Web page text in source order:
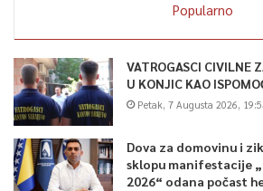
Popularno
VATROGASCI CIVILNE
U KONJIC KAO
Petak, 7 Augusta 2026,
Dova za domovinu i
sklopu manifestacije
2026“ odana počast